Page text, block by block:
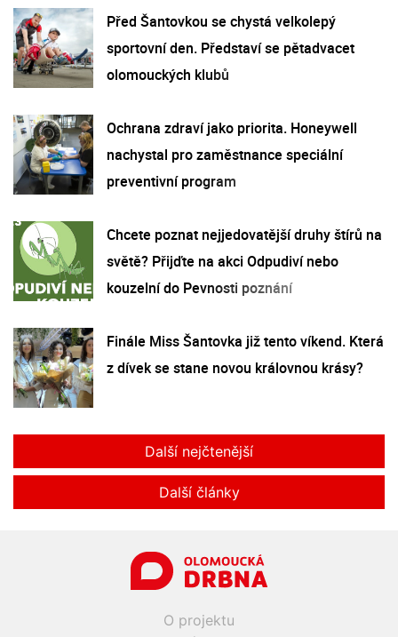
Před Šantovkou se chystá velkolepý
sportovní den. Představí se pětadvacet
olomouckých klubů
Ochrana zdraví jako priorita. Honeywell
nachystal pro zaměstnance speciální
preventivní program
Chcete poznat nejjedovatější druhy štírů na
světě? Přijďte na akci Odpudiví nebo
kouzelní do Pevnosti poznání
Finále Miss Šantovka již tento víkend. Která
z dívek se stane novou královnou krásy?
Další nejčtenější
Další články
O projektu